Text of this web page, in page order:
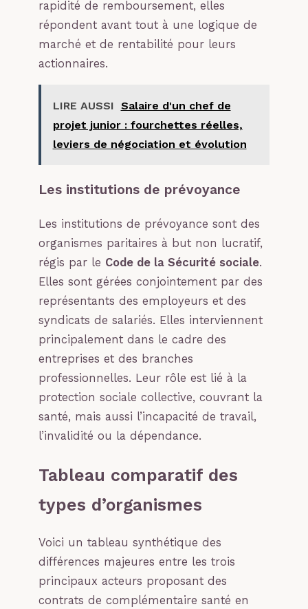
rapidité de remboursement, elles
répondent avant tout à une logique de
marché et de rentabilité pour leurs
actionnaires.
LIRE AUSSI Salaire d'un chef de
projet junior : fourchettes réelles,
leviers de négociation et évolution
Les institutions de prévoyance
Les institutions de prévoyance sont des
organismes paritaires à but non lucratif,
régis par le Code de la Sécurité sociale.
Elles sont gérées conjointement par des
représentants des employeurs et des
syndicats de salariés. Elles interviennent
principalement dans le cadre des
entreprises et des branches
professionnelles. Leur rôle est lié à la
protection sociale collective, couvrant la
santé, mais aussi l’incapacité de travail,
l’invalidité ou la dépendance.
Tableau comparatif des
types d’organismes
Voici un tableau synthétique des
différences majeures entre les trois
principaux acteurs proposant des
contrats de complémentaire santé en